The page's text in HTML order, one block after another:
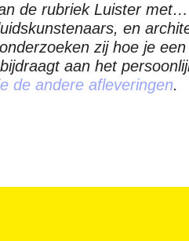
de rubriek Luister
en
zij hoe je
aan het
de andere afleveringen.